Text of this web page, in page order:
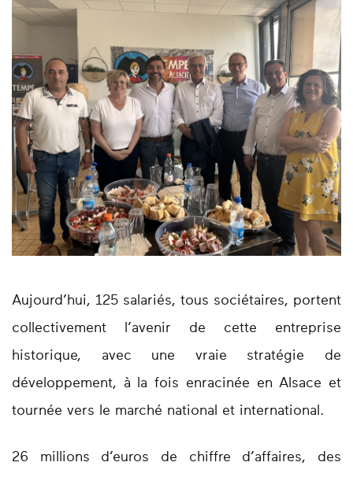
Aujourd’hui, 125 salariés, tous sociétaires, portent
collectivement l’avenir de cette entreprise
historique, avec une vraie stratégie de
développement, à la fois enracinée en Alsace et
tournée vers le marché national et international.
26 millions d’euros de chiffre d’affaires, des